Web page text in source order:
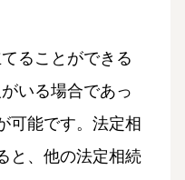
ることができる
いる場合であっ
可能です。法定相
と、他の法定相続